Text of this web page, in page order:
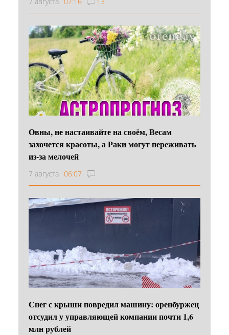
Овны, не настаивайте на своём, Весам
захочется красоты, а Раки могут переживать
из-за мелочей
7 августа 06:07
Снег с крыши повредил машину: оренбуржец
отсудил у управляющей компании почти 1,6
млн рублей